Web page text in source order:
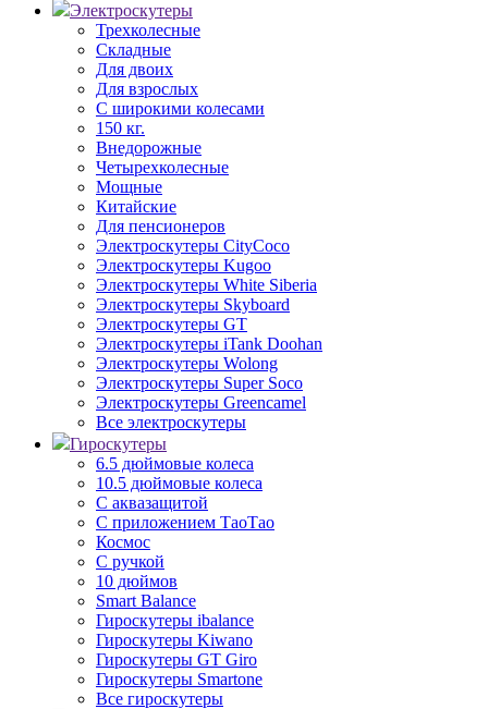
Электроскутеры
Трехколесные
Складные
Для двоих
Для взрослых
С широкими колесами
150 кг.
Внедорожные
Четырехколесные
Мощные
Китайские
Для пенсионеров
Электроскутеры CityCoco
Электроскутеры Kugoo
Электроскутеры White Siberia
Электроскутеры Skyboard
Электроскутеры GT
Электроскутеры iTank Doohan
Электроскутеры Wolong
Электроскутеры Super Soco
Электроскутеры Greencamel
Все электроскутеры
Гироскутеры
6.5 дюймовые колеса
10.5 дюймовые колеса
С аквазащитой
С приложением ТаоТао
Космос
С ручкой
10 дюймов
Smart Balance
Гироскутеры ibalance
Гироскутеры Kiwano
Гироскутеры GT Giro
Гироскутеры Smartone
Все гироскутеры